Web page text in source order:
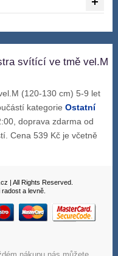
svítící ve tmě vel.M
(120-130 cm) 5-9 let
kategorieOstatní
doprava zdarma od
Cena 539 Kč je včetně
| All Rights Reserved.
a levně.